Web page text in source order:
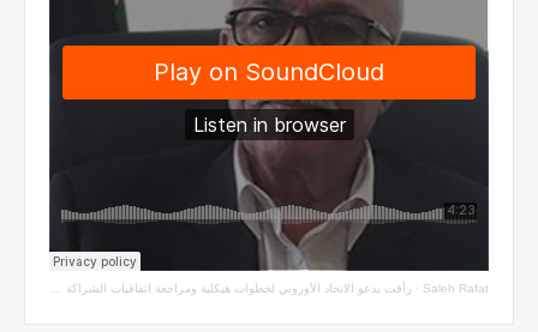
Saleh Rafat
· رأفت يدعو الاتحاد الأوروبي لخطوات هيكلية ومراجعة اتفاقيات الشراكة مع سلطة الاحتلال